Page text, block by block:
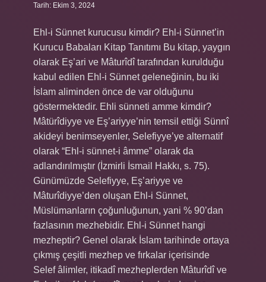
Tarih: Ekim 3, 2024
Ehl-i Sünnet kurucusu kimdir? Ehl-i Sünnet’in
Kurucu Babaları Kitap Tanıtımı Bu kitap, yaygın
olarak Eş’ari ve Mâturîdî tarafından kurulduğu
kabul edilen Ehl-i Sünnet geleneğinin, bu iki
İslam aliminden önce de var olduğunu
göstermektedir. Ehli sünneti amme kimdir?
Mâtürîdiyye ve Eş’ariyye’nin temsil ettiği Sünnî
akideyi benimseyenler, Selefiyye’ye alternatif
olarak “Ehl-i sünnet-i ​​​​​​âmme” olarak da
adlandırılmıştır (İzmirli İsmail Hakkı, s. 75).
Günümüzde Selefiyye, Eş’ariyye ve
Mâturîdiyye’den oluşan Ehl-i Sünnet,
Müslümanların çoğunluğunun, yani % 90’dan
fazlasının mezhebidir. Ehl-i Sünnet hangi
mezheptir? Genel olarak İslam tarihinde ortaya
çıkmış çeşitli mezhep ve fırkalar içerisinde
Selef âlimler, itikadî mezheplerden Mâturîdî ve